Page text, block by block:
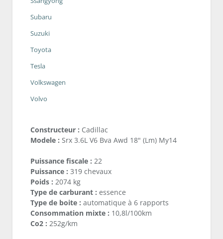
Subaru
Suzuki
Toyota
Tesla
Volkswagen
Volvo
Constructeur : Cadillac
Modele : Srx 3.6L V6 Bva Awd 18" (Lm) My14
Puissance fiscale : 22
Puissance : 319 chevaux
Poids : 2074 kg
Type de carburant : essence
Type de boite : automatique à 6 rapports
Consommation mixte : 10,8l/100km
Co2 : 252g/km